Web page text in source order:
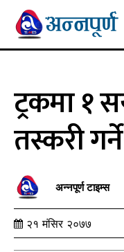
ट्रकमा १
तस्करी
अन्नपूर्ण टाइम्स
२१ मंसिर २०७७